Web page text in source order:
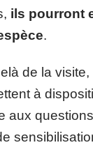
ils pourront
.
de la
à
aux